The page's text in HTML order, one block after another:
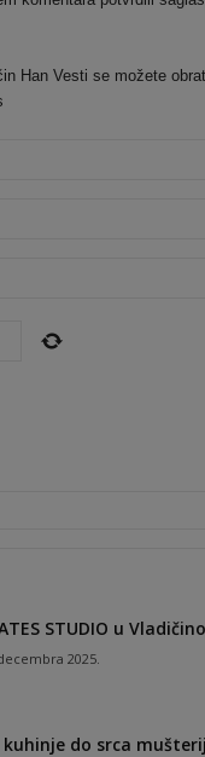
Han Vesti se možete
STUDIO u
2025.
kuhinje do srca